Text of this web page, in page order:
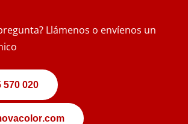
Llámenos o envíenos un
570 020